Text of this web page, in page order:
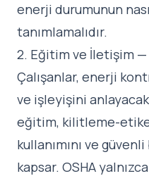
enerji durumunun
tanımlamalıdır.
2. Eğitim ve İletişim —
Çalışanlar, enerji
ve işleyişini
eğitim, kilitleme-
kullanımını ve
kapsar. OSHA